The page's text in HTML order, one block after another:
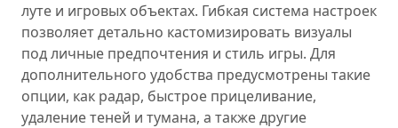
луте и игровых объектах. Гибкая система настроек
позволяет детально кастомизировать визуалы
под личные предпочтения и стиль игры. Для
дополнительного удобства предусмотрены такие
опции, как радар, быстрое прицеливание,
удаление теней и тумана, а также другие